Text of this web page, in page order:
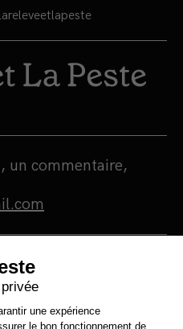
un commentaire,
d'édition et un
qui
autonomie.
écologiste et